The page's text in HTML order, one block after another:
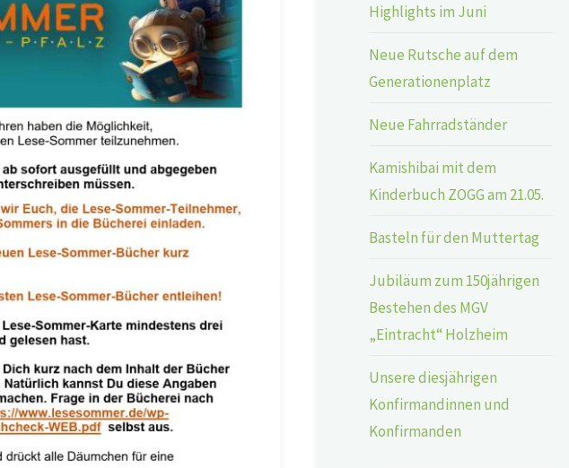
Highlights im Juni
Neue Rutsche auf dem
Generationenplatz
Neue Fahrradständer
Kamishibai mit dem
Kinderbuch ZOGG am 21.05.
Basteln für den Muttertag
Jubiläum zum 150jährigen
Bestehen des MGV
„Eintracht“ Holzheim
Unsere diesjährigen
Konfirmandinnen und
Konfirmanden